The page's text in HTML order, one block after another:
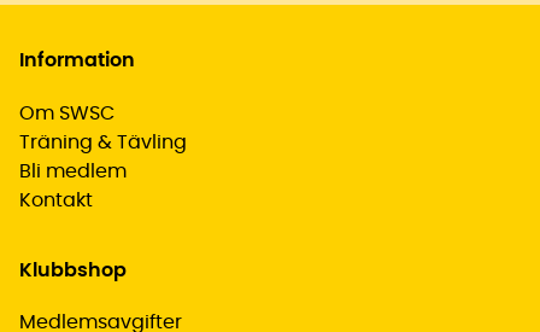
Information
Om SWSC
Träning & Tävling
Bli medlem
Kontakt
Klubbshop
Medlemsavgifter